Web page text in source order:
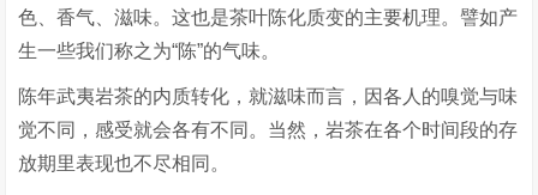
色、香气、滋味。这也是茶叶陈化质变的主要机理。譬如产
生一些我们称之为“陈”的气味。
陈年武夷岩茶的内质转化，就滋味而言，因各人的嗅觉与味
觉不同，感受就会各有不同。当然，岩茶在各个时间段的存
放期里表现也不尽相同。